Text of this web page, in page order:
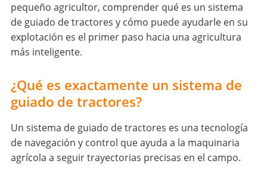
pequeño agricultor, comprender qué es un sistema
de guiado de tractores y cómo puede ayudarle en su
explotación es el primer paso hacia una agricultura
más inteligente.
¿Qué es exactamente un sistema de
guiado de tractores?
Un sistema de guiado de tractores es una tecnología
de navegación y control que ayuda a la maquinaria
agrícola a seguir trayectorias precisas en el campo.